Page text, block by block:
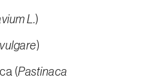
L.)
)
(Pastinaca